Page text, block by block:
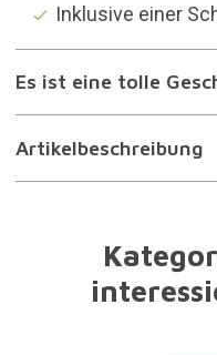
Inklusive einer
Es ist eine tolle
Artikelbeschreibung